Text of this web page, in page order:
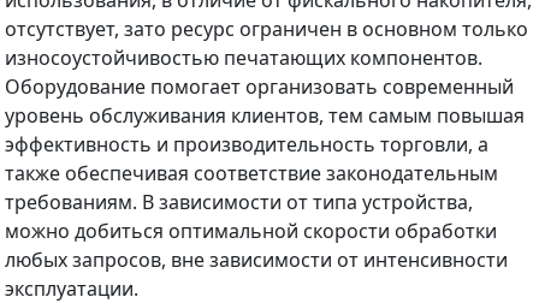
отсутствует, зато ресурс ограничен в основном только
износоустойчивостью печатающих компонентов.
Оборудование помогает организовать современный
уровень обслуживания клиентов, тем самым повышая
эффективность и производительность торговли, а
также обеспечивая соответствие законодательным
требованиям. В зависимости от типа устройства,
можно добиться оптимальной скорости обработки
любых запросов, вне зависимости от интенсивности
эксплуатации.